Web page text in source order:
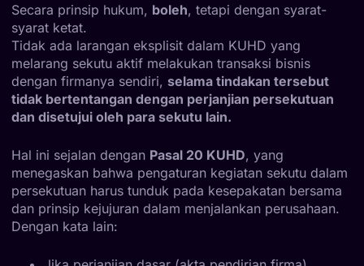
Secara prinsip hukum, boleh, tetapi dengan syarat-
syarat ketat.
Tidak ada larangan eksplisit dalam KUHD yang
melarang sekutu aktif melakukan transaksi bisnis
dengan firmanya sendiri, selama tindakan tersebut
tidak bertentangan dengan perjanjian persekutuan
dan disetujui oleh para sekutu lain.
Hal ini sejalan dengan Pasal 20 KUHD, yang
menegaskan bahwa pengaturan kegiatan sekutu dalam
persekutuan harus tunduk pada kesepakatan bersama
dan prinsip kejujuran dalam menjalankan perusahaan.
Dengan kata lain: